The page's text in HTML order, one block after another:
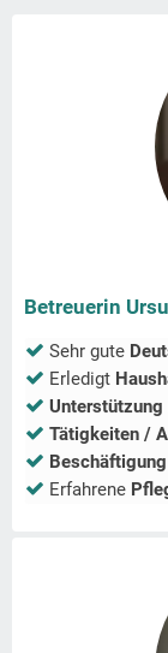
Betreuerin
Sehr gute
Erledigt
Unterstützung
Tätigkeiten /
Beschäftigung
Erfahrene